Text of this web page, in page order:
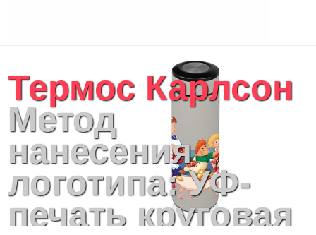
Термос Карлсон
Метод
нанесения
логотипа: УФ-
печать круговая